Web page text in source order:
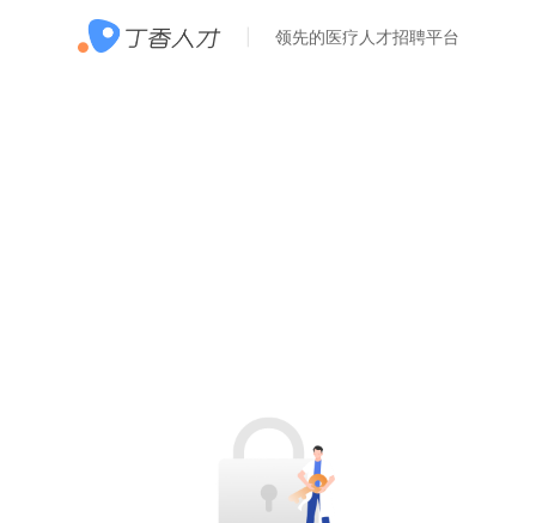
领先的医疗人才招聘平台